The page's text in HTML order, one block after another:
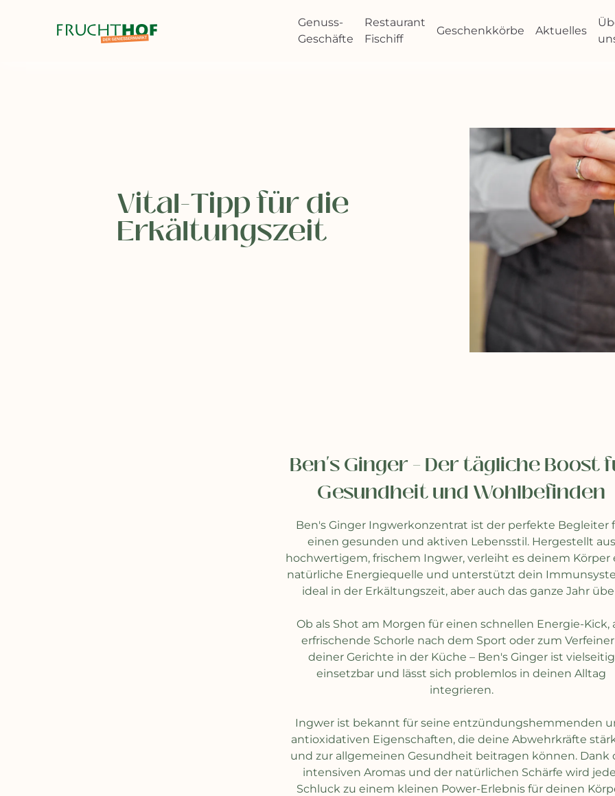
Genuss-
Geschäfte
Restaurant
Fischiff
Geschenkkörbe Aktuelles
Vital-Tipp für die
Erkältungszeit
Ben's Ginger – Der tägliche Boost
Gesundheit und Wohlbefinden
Ben's Ginger Ingwerkonzentrat ist der perfekte Begleiter
einen gesunden und aktiven Lebensstil. Hergestellt aus
hochwertigem, frischem Ingwer, verleiht es deinem Körper
natürliche Energiequelle und unterstützt dein
ideal in der Erkältungszeit, aber auch das ganze Jahr
Ob als Shot am Morgen für einen schnellen Energie-Kick,
erfrischende Schorle nach dem Sport oder zum
deiner Gerichte in der Küche – Ben's Ginger ist vielseitig
einsetzbar und lässt sich problemlos in deinen Alltag
integrieren.
Ingwer ist bekannt für seine entzündungshemmenden
antioxidativen Eigenschaften, die deine Abwehrkräfte
und zur allgemeinen Gesundheit beitragen können. Dank
intensiven Aromas und der natürlichen Schärfe wird
Schluck zu einem kleinen Power-Erlebnis für deinen